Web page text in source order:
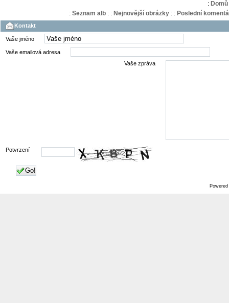
: Domů
: Seznam alb: : Nejnovější obrázky: : Poslední
Kontakt
Vaše jméno
Vaše emailová adresa
Vaše zpráva
Potvrzení
Go!